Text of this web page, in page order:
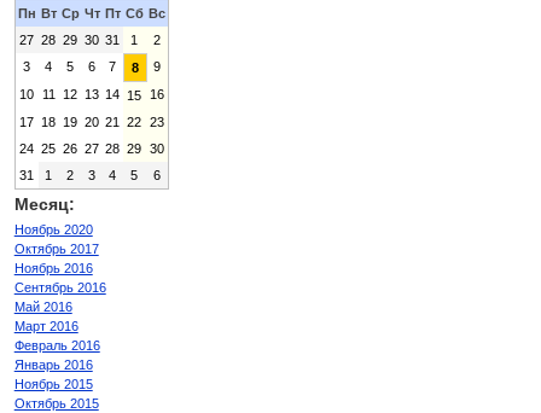
Пн Вт Ср Чт Пт Сб Вс
27 28 29 30 31 1
2
3
4 5 6 7 8
9
10
11 12 13 14 15
16
17 18 19 20 21 22 23
24 25 26 27 28 29 30
31
1 2 3 4 5 6
Месяц:
Ноябрь 2020
Октябрь 2017
Ноябрь 2016
Сентябрь 2016
Май 2016
Март 2016
Февраль 2016
Январь 2016
Ноябрь 2015
Октябрь 2015